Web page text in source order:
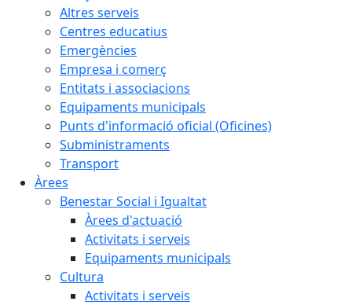
Altres serveis
Centres educatius
Emergències
Empresa i comerç
Entitats i associacions
Equipaments municipals
Punts d'informació oficial (Oficines)
Subministraments
Transport
Àrees
Benestar Social i Igualtat
Àrees d'actuació
Activitats i serveis
Equipaments municipals
Cultura
Activitats i serveis